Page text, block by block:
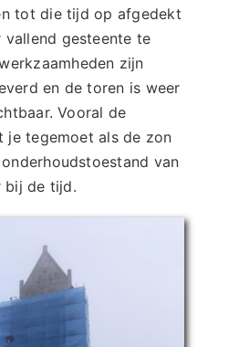
tot die tijd op afgedekt
gesteente te
zijn
en de toren is weer
Vooral de
je tegemoet als de zon
van
bij de tijd.